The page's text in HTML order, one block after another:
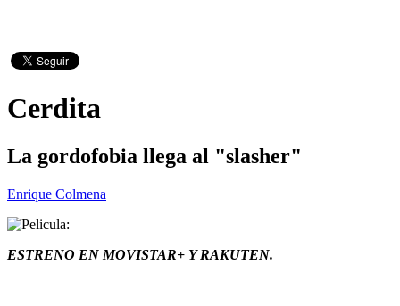
Cerdita
La gordofobia llega al "slasher"
Enrique Colmena
ESTRENO EN MOVISTAR+ Y RAKUTEN.